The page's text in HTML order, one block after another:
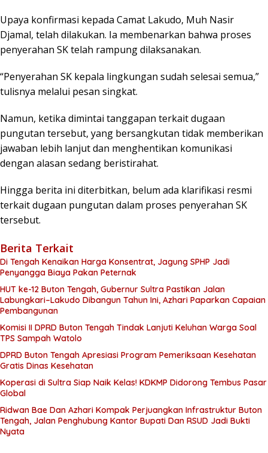
Upaya konfirmasi kepada Camat Lakudo, Muh Nasir
Djamal, telah dilakukan. Ia membenarkan bahwa proses
penyerahan SK telah rampung dilaksanakan.
“Penyerahan SK kepala lingkungan sudah selesai semua,”
tulisnya melalui pesan singkat.
Namun, ketika dimintai tanggapan terkait dugaan
pungutan tersebut, yang bersangkutan tidak memberikan
jawaban lebih lanjut dan menghentikan komunikasi
dengan alasan sedang beristirahat.
Hingga berita ini diterbitkan, belum ada klarifikasi resmi
terkait dugaan pungutan dalam proses penyerahan SK
tersebut.
Berita Terkait
Di Tengah Kenaikan Harga Konsentrat, Jagung SPHP Jadi
Penyangga Biaya Pakan Peternak
HUT ke-12 Buton Tengah, Gubernur Sultra Pastikan Jalan
Labungkari–Lakudo Dibangun Tahun Ini, Azhari Paparkan Capaian
Pembangunan
Komisi II DPRD Buton Tengah Tindak Lanjuti Keluhan Warga Soal
TPS Sampah Watolo
DPRD Buton Tengah Apresiasi Program Pemeriksaan Kesehatan
Gratis Dinas Kesehatan
Koperasi di Sultra Siap Naik Kelas! KDKMP Didorong Tembus Pasar
Global
Ridwan Bae Dan Azhari Kompak Perjuangkan Infrastruktur Buton
Tengah, Jalan Penghubung Kantor Bupati Dan RSUD Jadi Bukti
Nyata